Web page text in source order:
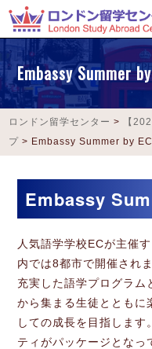
Embassy Summer
ロンドン留学センター >
【
プ > Embassy Summer by
Embassy
人気語学学校ECが主催
内では8都市で開催されま
充実した語学プログラム
から集まる生徒とともに
しての成長を目指しま
ティがパッケージとなっ